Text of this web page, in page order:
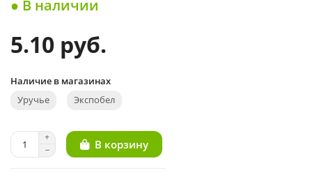
● В наличии
5.10 руб.
Наличие в магазинах
Уручье Экспобел
В корзину